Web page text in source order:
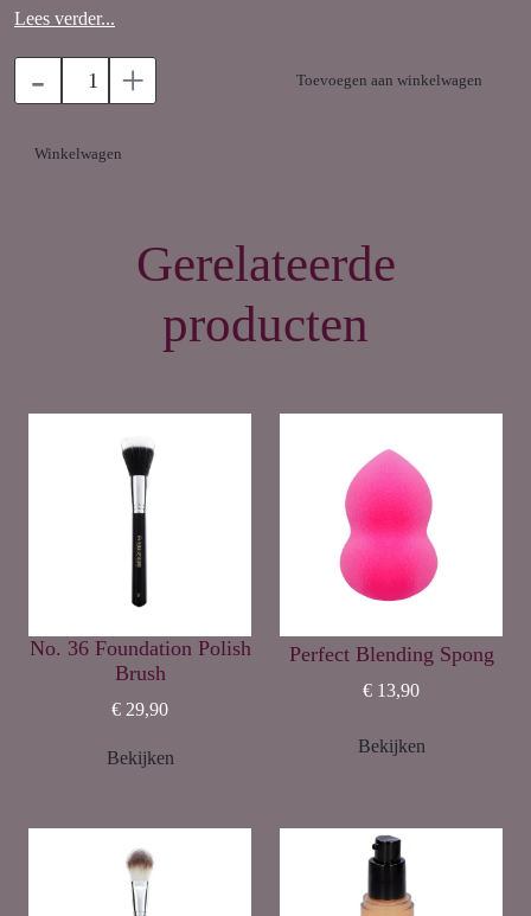
vloeibare foundation. Zodra de foundation zich aan de huid
Lees verder...
- + Toevoegen aan winkelwagen
Winkelwagen
Gerelateerde
producten
No. 36 Foundation Polish
Brush
€ 29,90
Bekijken
Perfect Blending Spong
€ 13,90
Bekijken